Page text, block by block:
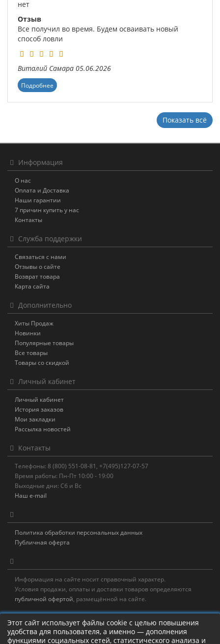
нет
Отзыв
Все получил во время. Будем осваивать новый
способ ловли
Виталий Самара 05.06.2026
Подробнее
Показать всё
Информация
О нас
Оплата и Доставка
Наши гарантии
7 причин купить у нас
Контакты
Служба поддержки
Связаться с нами
Отзывы о сайте
Возврат товара
Карта сайта
Дополнительно
Хиты Продаж
Новинки
Популярные товары
Все товары
Товары со скидкой
Личный кабинет
Личный кабинет
История заказов
Мои закладки
Рассылка новостей
Контакты
Телефоны: 8 (800) 551-08-81, +7(495)127-07-57
Время работы: Пн-Пт 10:00 - 19:00
Выходные дни: Сб и Вс
Наш e-mail
Политика обработки персональных данных
Публичная оферта
Информация на сайте носит справочный характер.
Условия продажи, оплаты и доставки товаров определяются
публичной офертой, размещённой на сайте.
Новостная рассылка
Новости, акции, распродажи и полезные советы!
Этот сайт использует файлы cookie с целью повышения
удобства для пользователя, а именно — дополнения
функциями социальных сетей, статистического анализа и